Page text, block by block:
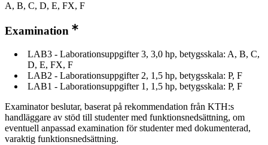
A, B, C, D, E, FX, F
Examination
LAB3 - Laborationsuppgifter 3, 3,0 hp, betygsskala: A, B, C,
D, E, FX, F
LAB2 - Laborationsuppgifter 2, 1,5 hp, betygsskala: P, F
LAB1 - Laborationsuppgifter 1, 1,5 hp, betygsskala: P, F
Examinator beslutar, baserat på rekommendation från KTH:s
handläggare av stöd till studenter med funktionsnedsättning, om
eventuell anpassad examination för studenter med dokumenterad,
varaktig funktionsnedsättning.